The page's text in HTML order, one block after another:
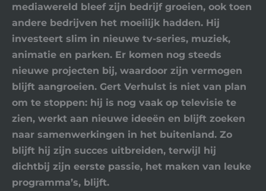
mediawereld bleef zijn bedrijf groeien, ook toen
andere bedrijven het moeilijk hadden. Hij
investeert slim in nieuwe tv-series, muziek,
animatie en parken. Er komen nog steeds
nieuwe projecten bij, waardoor zijn vermogen
blijft aangroeien. Gert Verhulst is niet van plan
om te stoppen: hij is nog vaak op televisie te
zien, werkt aan nieuwe ideeën en blijft zoeken
naar samenwerkingen in het buitenland. Zo
blijft hij zijn succes uitbreiden, terwijl hij
dichtbij zijn eerste passie, het maken van leuke
programma’s, blijft.